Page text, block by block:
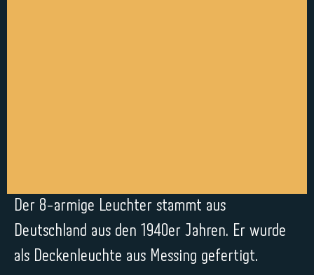
Der 8-armige Leuchter stammt aus
Deutschland aus den 1940er Jahren. Er wurde
als Deckenleuchte aus Messing gefertigt.